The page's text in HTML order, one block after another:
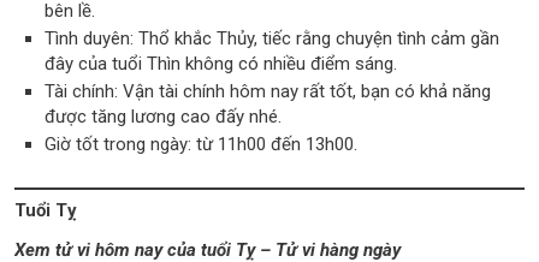
bên lề.
Tình duyên: Thổ khắc Thủy, tiếc rằng chuyện tình cảm gần
đây của tuổi Thìn không có nhiều điểm sáng.
Tài chính: Vận tài chính hôm nay rất tốt, bạn có khả năng
được tăng lương cao đấy nhé.
Giờ tốt trong ngày: từ 11h00 đến 13h00.
Tuổi Tỵ
Xem tử vi hôm nay của tuổi Tỵ – Tử vi hàng ngày